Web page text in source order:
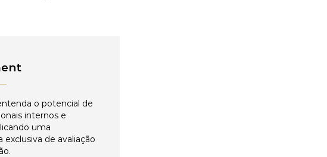
o potencial de
internos e
uma
de avaliação